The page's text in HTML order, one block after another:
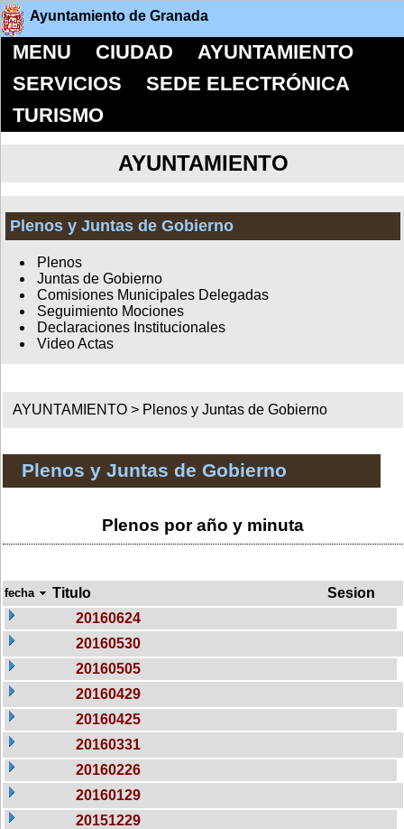
Ayuntamiento de Granada
MENU CIUDAD
AYUNTAMIENTO
SERVICIOS
SEDE ELECTRÓNICA
TURISMO
AYUNTAMIENTO
Plenos y Juntas de Gobierno
Plenos
Juntas de Gobierno
Comisiones Municipales Delegadas
Seguimiento Mociones
Declaraciones Institucionales
Video Actas
AYUNTAMIENTO > Plenos y Juntas de Gobierno
Plenos y Juntas de Gobierno
Plenos por año y minuta
fecha Titulo
Sesion
20160624
20160530
20160505
20160429
20160425
20160331
20160226
20160129
20151229